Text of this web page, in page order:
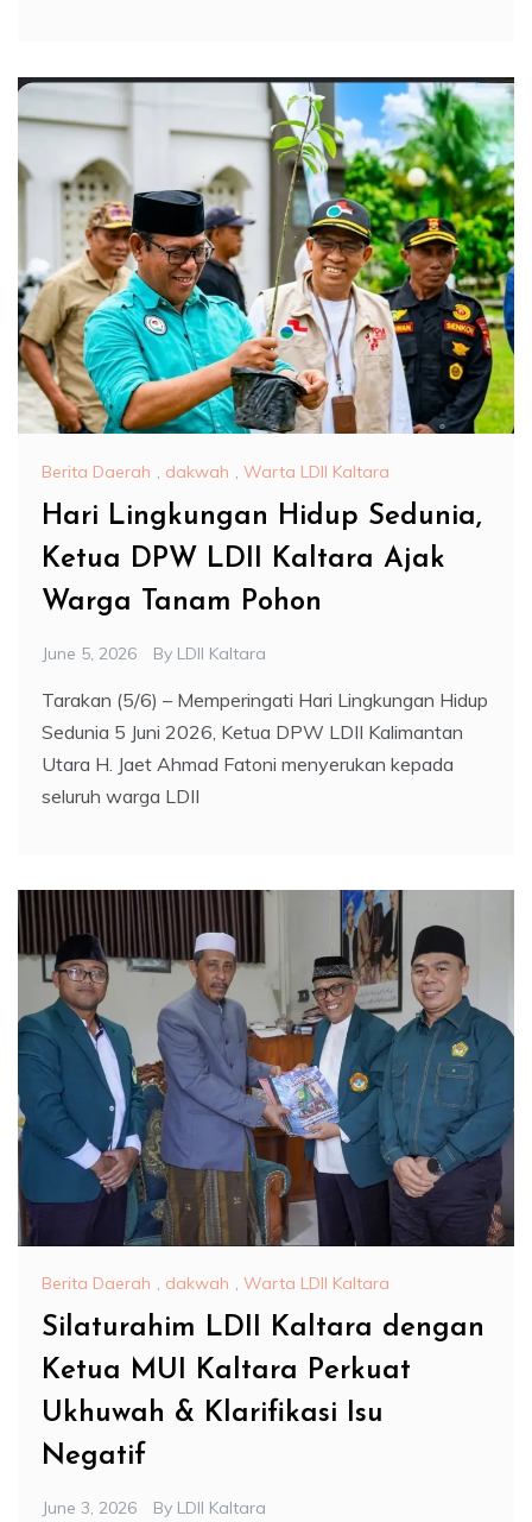
Berita Daerah , dakwah , Warta LDII Kaltara
Hari Lingkungan Hidup Sedunia,
Ketua DPW LDII Kaltara Ajak
Warga Tanam Pohon
June 5, 2026 By LDII Kaltara
Tarakan (5/6) – Memperingati Hari Lingkungan Hidup
Sedunia 5 Juni 2026, Ketua DPW LDII Kalimantan
Utara H. Jaet Ahmad Fatoni menyerukan kepada
seluruh warga LDII
Berita Daerah , dakwah , Warta LDII Kaltara
Silaturahim LDII Kaltara dengan
Ketua MUI Kaltara Perkuat
Ukhuwah & Klarifikasi Isu
Negatif
June 3, 2026 By LDII Kaltara